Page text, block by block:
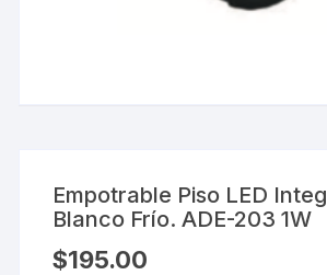
Empotrable Piso LED
Blanco Frío. ADE-203 1W
$195.00